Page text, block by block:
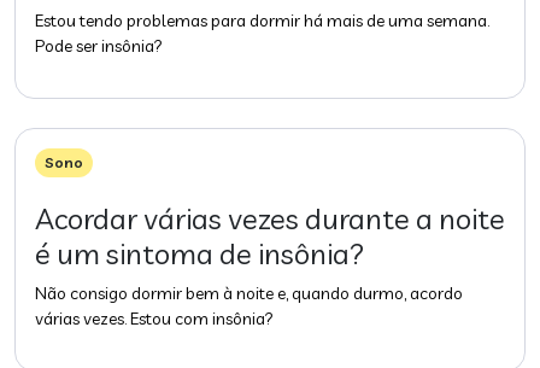
Estou tendo problemas para dormir há mais de uma semana.
Pode ser insônia?
Sono
Acordar várias vezes durante a noite
é um sintoma de insônia?
Não consigo dormir bem à noite e, quando durmo, acordo
várias vezes. Estou com insônia?